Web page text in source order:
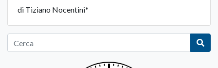
di Tiziano Nocentini*